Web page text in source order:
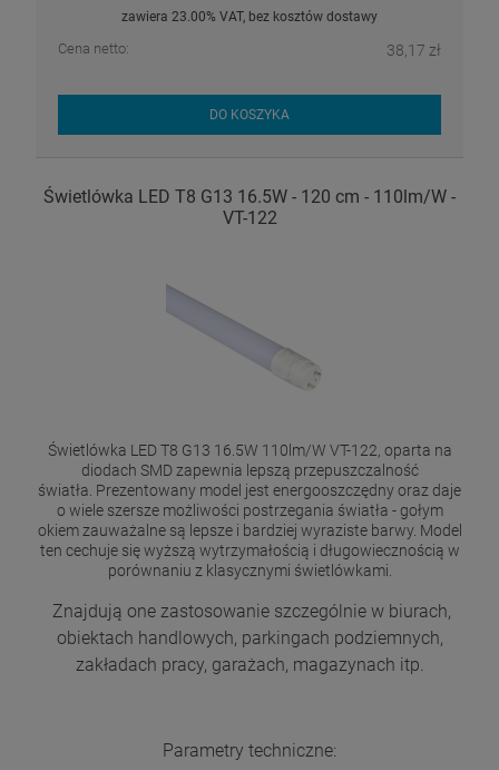
zawiera 23.00% VAT, bez kosztów dostawy
Cena netto: 38,17 zł
DO KOSZYKA
Świetlówka LED T8 G13 16.5W - 120 cm - 110lm/W -
VT-122
Świetlówka LED T8 G13 16.5W 110lm/W VT-122, oparta na
diodach SMD zapewnia lepszą przepuszczalność
światła. Prezentowany model jest energooszczędny oraz daje
o wiele szersze możliwości postrzegania światła - gołym
okiem zauważalne są lepsze i bardziej wyraziste barwy. Model
ten cechuje się wyższą wytrzymałością i długowiecznością w
porównaniu z klasycznymi świetlówkami.
Znajdują one zastosowanie szczególnie w biurach,
obiektach handlowych, parkingach podziemnych,
zakładach pracy, garażach, magazynach itp.
Parametry techniczne: